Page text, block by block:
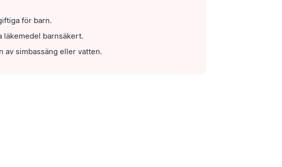
för barn.
läkemedel barnsäkert.
av simbassäng eller vatten.